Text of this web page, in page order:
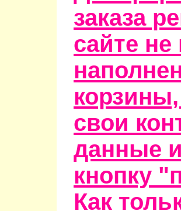
заказа
сайте
свои
данные
кнопку
Как